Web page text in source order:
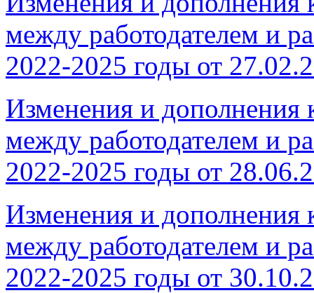
между работодателем и
2022-2025 годы от
Изменения и дополнения
между работодателем и
2022-2025 годы от
Изменения и дополнения
между работодателем и
2022-2025 годы от